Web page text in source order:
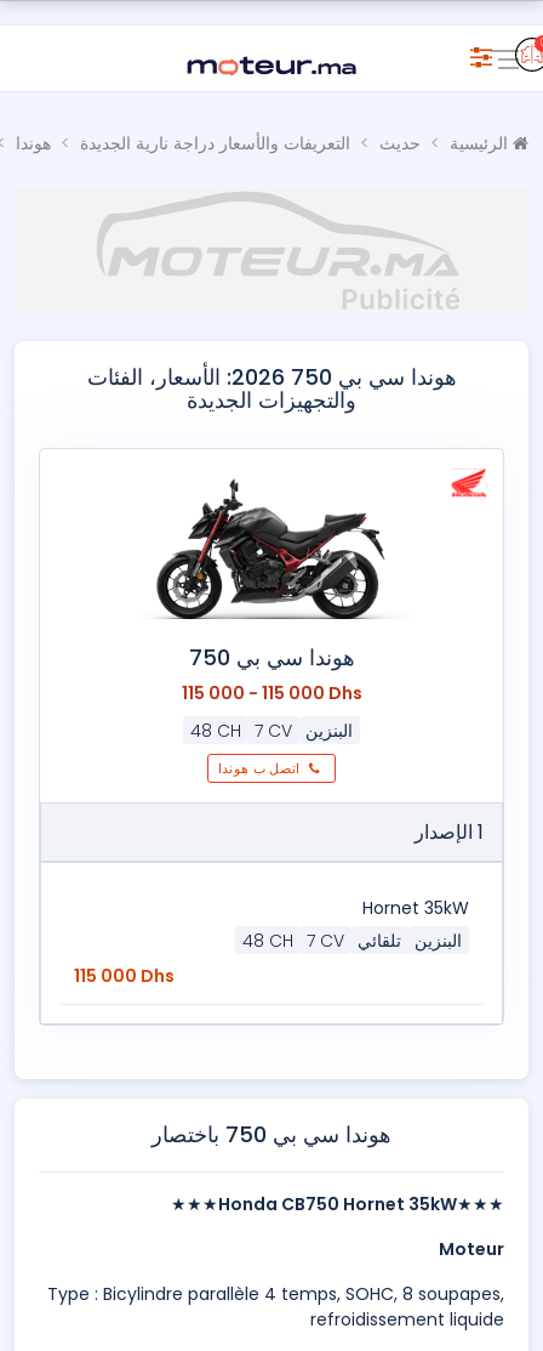
حديث التعريفات والأسعار دراجة نارية الجديدة هوندا
هوندا سي بي 750 2026: الأسعار، الفئات
والتجهيزات الجديدة
هوندا سي بي 750
115 000 - 115 000 Dhs
البنزين 7 CV
48 CH
1 الإصدار
Hornet 35kW
البنزين تلقائي 7 CV
48 CH
115 000 Dhs
هوندا سي بي 750 باختصار
★★★
Honda CB750 Hornet 35kW
★★★
Moteur
Type : Bicylindre parallèle 4 temps, SOHC, 8 soupapes,
refroidissement liquide